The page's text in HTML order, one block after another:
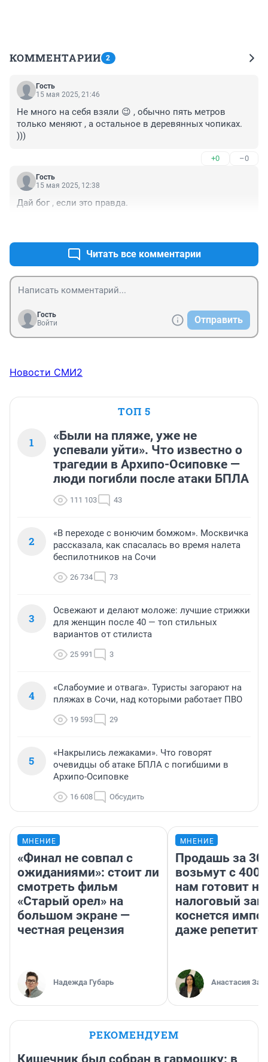
КОММЕНТАРИИ 2
Гость
15 мая 2025, 21:46
Не много на себя взяли 😉 , обычно пять метров
только меняют , а остальное в деревянных чопиках.
)))
+0 –0
Гость
15 мая 2025, 12:38
Дай бог , если это правда.
Читать все комментарии
Гость
Войти
Отправить
Новости СМИ2
ТОП 5
1
«Были на пляже, уже не
успевали уйти». Что известно о
трагедии в Архипо-Осиповке —
люди погибли после атаки БПЛА
111 103 43
2
«В переходе с вонючим бомжом». Москвичка
рассказала, как спасалась во время налета
беспилотников на Сочи
26 734 73
3
Освежают и делают моложе: лучшие стрижки
для женщин после 40 — топ стильных
вариантов от стилиста
25 991 3
4
«Слабоумие и отвага». Туристы загорают на
пляжах в Сочи, над которыми работает ПВО
19 593 29
5
«Накрылись лежаками». Что говорят
очевидцы об атаке БПЛА с погибшими в
Архипо-Осиповке
16 608 Обсудить
МНЕНИЕ
«Финал не совпал с
ожиданиями»: стоит ли
смотреть фильм
«Старый орел» на
большом экране —
честная рецензия
Надежда Губарь
МНЕНИЕ
Продашь за
возьмут с
нам готовит
налоговый
коснется
даже
Анастасия
РЕКОМЕНДУЕМ